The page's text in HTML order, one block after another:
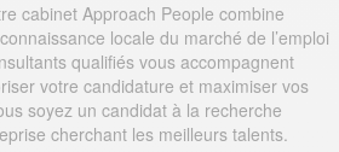
cabinet Approach People combine
locale du marché de l’emploi
qualifiés vous accompagnent
votre candidature et maximiser vos
soyez un candidat à la recherche
cherchant les meilleurs talents.